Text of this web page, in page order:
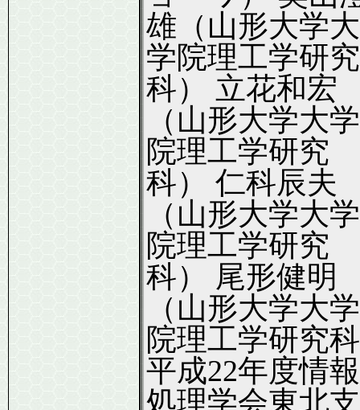
雄（山形大学大
学院理工学研究
科） 立花和宏
（山形大学大学
院理工学研究
科） 仁科辰夫
（山形大学大学
院理工学研究
科） 尾形健明
（山形大学大学
院理工学研究科
平成22年度情報
処理学会東北支